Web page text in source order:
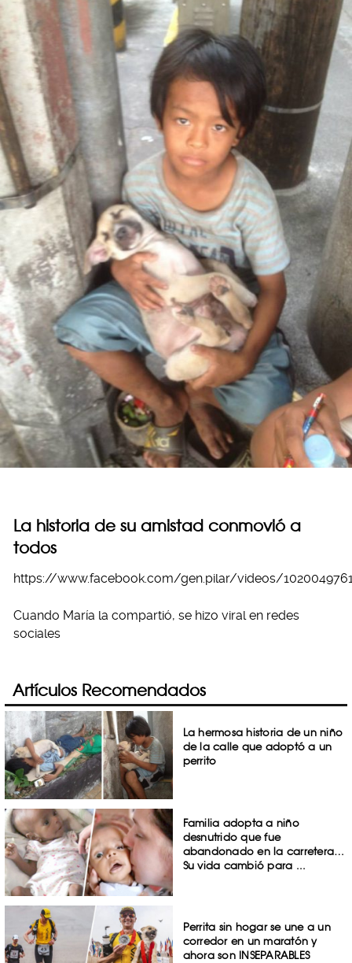
La historia de su amistad conmovió a
todos
https://www.facebook.com/gen.pilar/videos/
Cuando María la compartió, se hizo viral en redes
sociales
Artículos Recomendados
La hermosa historia de un niño
de la calle que adoptó a un
perrito
Familia adopta a niño
desnutrido que fue
abandonado en la carretera…
Su vida cambió para ...
Perrita sin hogar se une a un
corredor en un maratón y
ahora son INSEPARABLES